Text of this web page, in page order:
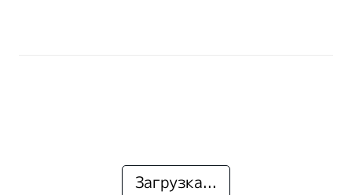
Загрузка...